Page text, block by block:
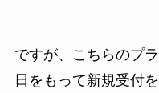
ですが、こちらのプ
日をもって新規受付